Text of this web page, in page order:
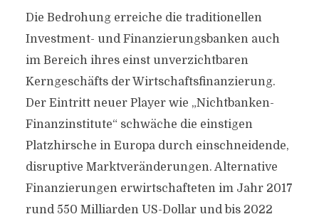
Die Bedrohung erreiche die traditionellen
Investment- und Finanzierungsbanken auch
im Bereich ihres einst unverzichtbaren
Kerngeschäfts der Wirtschaftsfinanzierung.
Der Eintritt neuer Player wie „Nichtbanken-
Finanzinstitute“ schwäche die einstigen
Platzhirsche in Europa durch einschneidende,
disruptive Marktveränderungen. Alternative
Finanzierungen erwirtschafteten im Jahr 2017
rund 550 Milliarden US-Dollar und bis 2022